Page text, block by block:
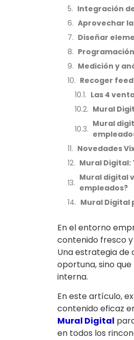
Integración
Aprovechar
Diseñar
Medición y
Recoger
Las 4
Mural
Mural
Novedades
Mural
Mural digital
empleados?
Mural
En el entorno
contenido fresco
Una estrategia de
oportuna, sino
interna.
En este artículo,
contenido eficaz
Mural Digital
en todos los